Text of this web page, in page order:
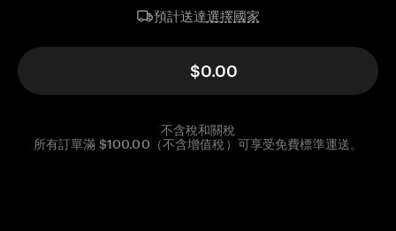
預計送達選擇國家
$0.00
不含稅和關稅
所有訂單滿 $100.00（不含增值稅）可享受免費標準運送。